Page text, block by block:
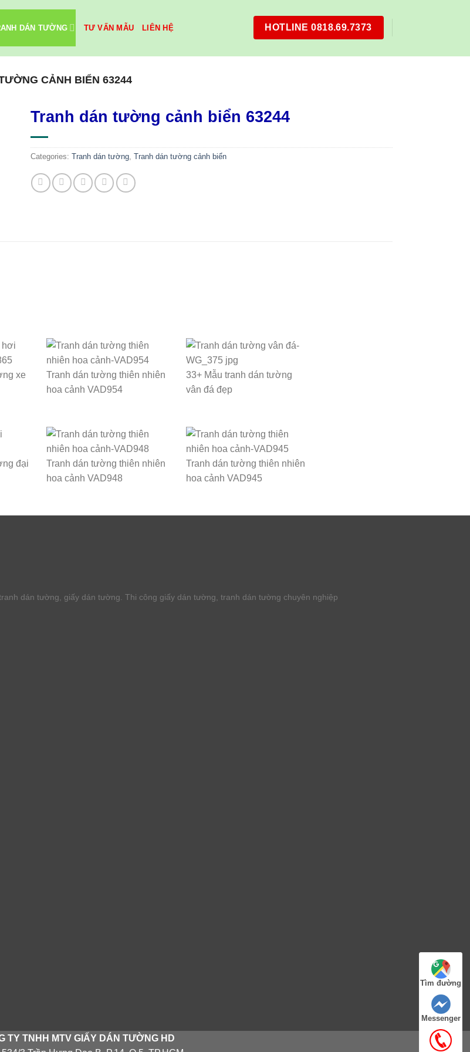
DÁN TƯỜNG TƯ VẤN MẪU LIÊN HỆ HOTLINE 0818.69.7373
CẢNH BIỂN 63244
Tranh dán tường cảnh biển 63244
Categories: Tranh dán tường, Tranh dán tường cảnh biển
xe
Tranh dán tường thiên nhiên
hoa cảnh VAD954
33+ Mẫu tranh dán tường
vân đá đẹp
đại
Tranh dán tường thiên nhiên
hoa cảnh VAD948
Tranh dán tường thiên nhiên
hoa cảnh VAD945
dán tường, giấy dán tường. Thi công giấy dán tường, tranh dán tường chuyên nghiệp
TY TNHH MTV GIẤY DÁN TƯỜNG HD
Tìm đường
Messenger